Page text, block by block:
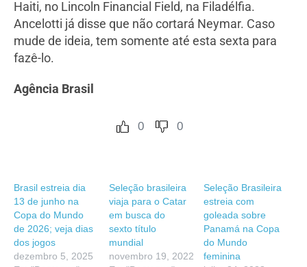
Haiti, no Lincoln Financial Field, na Filadélfia.
Ancelotti já disse que não cortará Neymar. Caso
mude de ideia, tem somente até esta sexta para
fazê-lo.
Agência Brasil
0 0
Brasil estreia dia
13 de junho na
Copa do Mundo
de 2026; veja dias
dos jogos
dezembro 5, 2025
Seleção brasileira
viaja para o Catar
em busca do
sexto título
mundial
novembro 19, 2022
Seleção Brasileira
estreia com
goleada sobre
Panamá na Copa
do Mundo
feminina